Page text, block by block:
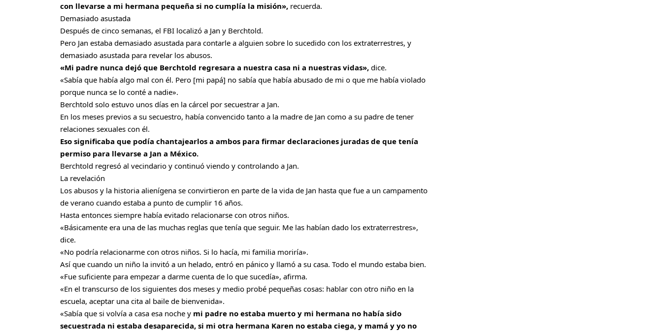
con llevarse a mi hermana pequeña si no cumplía la misión», recuerda.
Demasiado asustada
Después de cinco semanas, el FBI localizó a Jan y Berchtold.
Pero Jan estaba demasiado asustada para contarle a alguien sobre lo sucedido con los extraterrestres, y
demasiado asustada para revelar los abusos.
«Mi padre nunca dejó que Berchtold regresara a nuestra casa ni a nuestras vidas», dice.
«Sabía que había algo mal con él. Pero [mi papá] no sabía que había abusado de mi o que me había violado
porque nunca se lo conté a nadie».
Berchtold solo estuvo unos días en la cárcel por secuestrar a Jan.
En los meses previos a su secuestro, había convencido tanto a la madre de Jan como a su padre de tener
relaciones sexuales con él.
Eso significaba que podía chantajearlos a ambos para firmar declaraciones juradas de que tenía
permiso para llevarse a Jan a México.
Berchtold regresó al vecindario y continuó viendo y controlando a Jan.
La revelación
Los abusos y la historia alienígena se convirtieron en parte de la vida de Jan hasta que fue a un campamento
de verano cuando estaba a punto de cumplir 16 años.
Hasta entonces siempre había evitado relacionarse con otros niños.
«Básicamente era una de las muchas reglas que tenía que seguir. Me las habían dado los extraterrestres»,
dice.
«No podría relacionarme con otros niños. Si lo hacía, mi familia moriría».
Así que cuando un niño la invitó a un helado, entró en pánico y llamó a su casa. Todo el mundo estaba bien.
«Fue suficiente para empezar a darme cuenta de lo que sucedía», afirma.
«En el transcurso de los siguientes dos meses y medio probé pequeñas cosas: hablar con otro niño en la
escuela, aceptar una cita al baile de bienvenida».
«Sabía que si volvía a casa esa noche y mi padre no estaba muerto y mi hermana no había sido
secuestrada ni estaba desaparecida, si mi otra hermana Karen no estaba ciega, y mamá y yo no